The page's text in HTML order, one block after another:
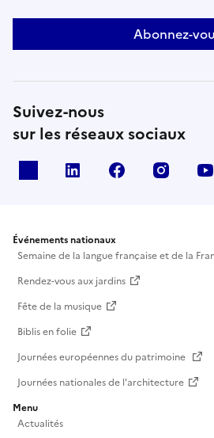
Abonnez-
Suivez-nous
sur les réseaux sociaux
Linkedin Facebook
Événements nationaux
Semaine de la langue française et de la
Rendez-vous aux jardins
Fête de la musique
Biblis en folie
Journées européennes du patrimoine
Journées nationales de l'architecture
Menu
Actualités